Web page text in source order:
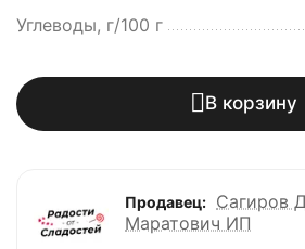
Углеводы, г/100 г
В корзину
Продавец: Сагиров
Маратович ИП